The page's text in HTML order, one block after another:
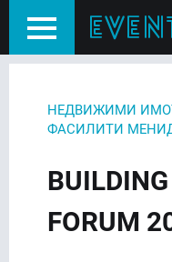
НЕДВИЖИМИ
ФАСИЛИТИ
FORUM